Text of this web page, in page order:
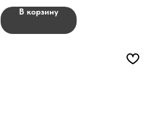
В корзину